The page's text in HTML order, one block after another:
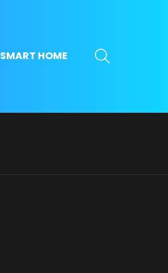
SMART HOME